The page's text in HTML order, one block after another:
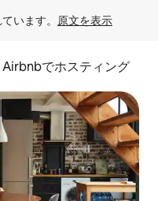
います。 原文を表示
Airbnbでホスティング